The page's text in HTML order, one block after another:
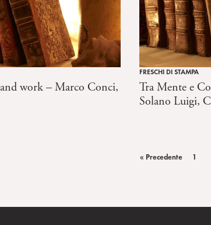
work – Marco Conci,
FRESCHI DI STAMPA
Tra Mente e
Solano Luigi,
« Precedente 1